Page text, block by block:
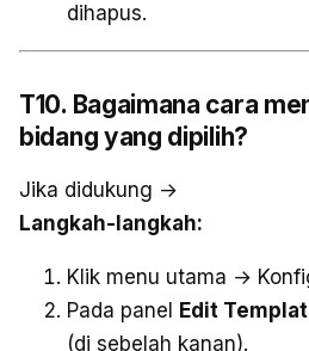
dihapus.
T10. Bagaimana cara
bidang yang dipilih?
Jika didukung →
Langkah-langkah:
Klik menu utama →
Pada panel
Edit
(di sebelah kanan).